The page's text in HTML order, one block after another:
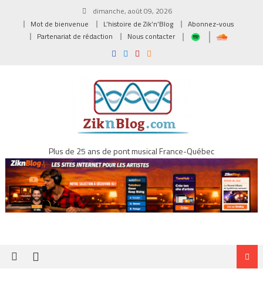
dimanche, août 09, 2026
Mot de bienvenue
L’histoire de Zik’n’Blog
Abonnez-vous
Partenariat de rédaction
Nous contacter
Plus de 25 ans de pont musical France-Québec